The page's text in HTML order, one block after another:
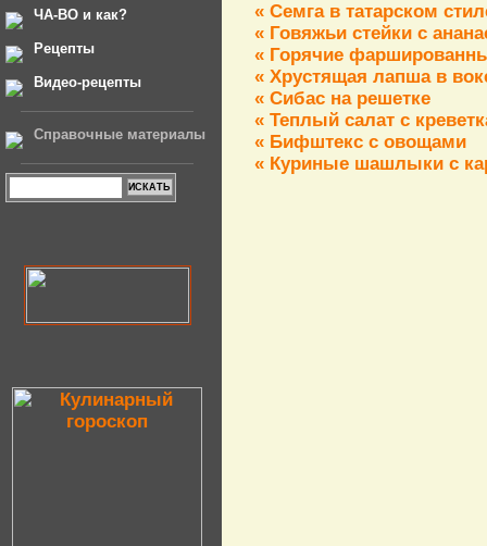
ЧА-ВО и как?
Рецепты
Видео-рецепты
Справочные материалы
« Семга в татарском
« Говяжьи стейки с
« Горячие
« Хрустящая лапша в
« Сибас на решетке
« Теплый салат с
« Бифштекс с овощами
« Куриные шашлыки с